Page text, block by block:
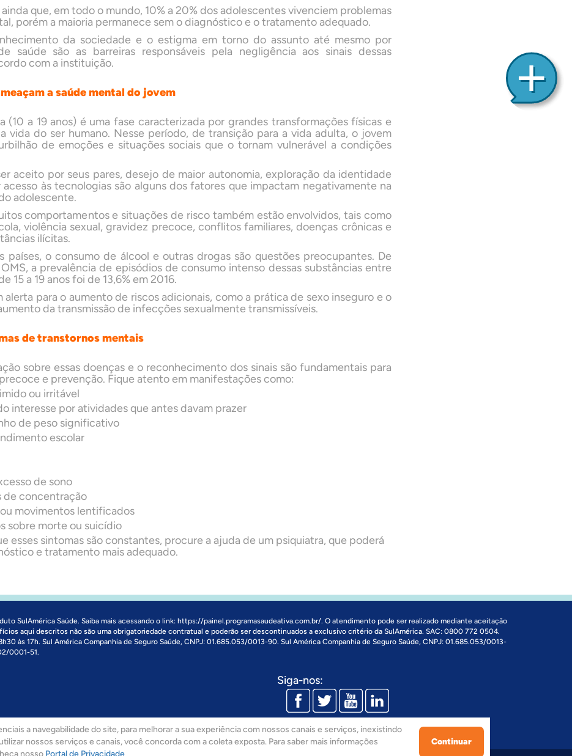
a navegabilidade do site, para melhorar a sua experiência com nossos canais e serviços, inexistindo
nossos serviços e canais, você concorda com a coleta exposta. Para saber mais informações
nosso Portal de Privacidade
Continuar
que, em todo o mundo, 10% a 20% dos adolescentes vivenciem problemas
porém a maioria permanece sem o diagnóstico e o tratamento adequado.
da sociedade e o estigma em torno do assunto até mesmo por
saúde são as barreiras responsáveis pela negligência aos sinais dessas
com a instituição.
a saúde mental do jovem
(10 a 19 anos) é uma fase caracterizada por grandes transformações físicas e
vida do ser humano. Nesse período, de transição para a vida adulta, o jovem
de emoções e situações sociais que o tornam vulnerável a condições
aceito por seus pares, desejo de maior autonomia, exploração da identidade
acesso às tecnologias são alguns dos fatores que impactam negativamente na
adolescente.
comportamentos e situações de risco também estão envolvidos, tais como
violência sexual, gravidez precoce, conflitos familiares, doenças crônicas e
ilícitas.
países, o consumo de álcool e outras drogas são questões preocupantes. De
a prevalência de episódios de consumo intenso dessas substâncias entre
15 a 19 anos foi de 13,6% em 2016.
alerta para o aumento de riscos adicionais, como a prática de sexo inseguro e o
da transmissão de infecções sexualmente transmissíveis.
de transtornos mentais
sobre essas doenças e o reconhecimento dos sinais são fundamentais para
e prevenção. Fique atento em manifestações como:
ou irritável
interesse por atividades que antes davam prazer
de peso significativo
escolar
de sono
de concentração
movimentos lentificados
sobre morte ou suicídio
esses sintomas são constantes, procure a ajuda de um psiquiatra, que poderá
e tratamento mais adequado.
SulAmérica Saúde. Saiba mais acessando o link: https://painel.programasaudeativa.com.br/. O atendimento pode ser realizado mediante aceitação
aqui descritos não são uma obrigatoriedade contratual e poderão ser descontinuados a exclusivo critério da SulAmérica. SAC: 0800 772 0504.
às 17h. Sul América Companhia de Seguro Saúde, CNPJ: 01.685.053/0013-90. Sul América Companhia de Seguro Saúde, CNPJ: 01.685.053/0013-
0001-51.
Siga-nos: